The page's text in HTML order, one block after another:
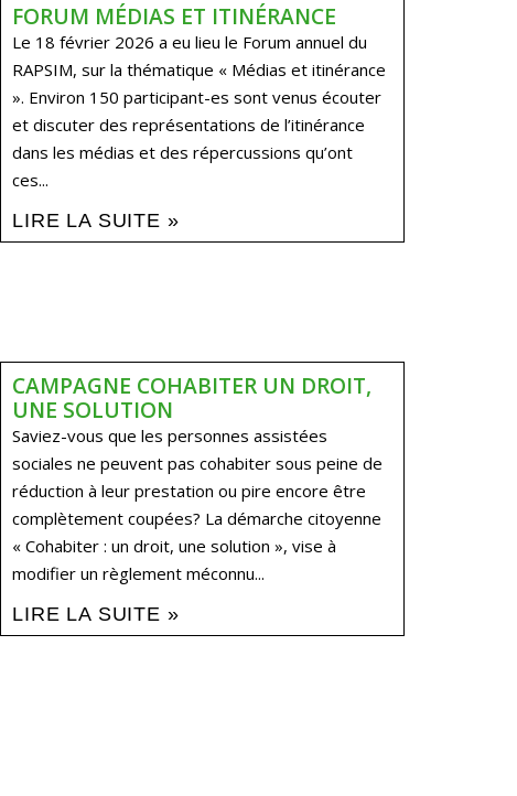
FORUM MÉDIAS ET ITINÉRANCE
Le 18 février 2026 a eu lieu le Forum annuel du
RAPSIM, sur la thématique « Médias et itinérance
». Environ 150 participant-es sont venus écouter
et discuter des représentations de l’itinérance
dans les médias et des répercussions qu’ont
ces...
LIRE LA SUITE »
CAMPAGNE COHABITER UN DROIT,
UNE SOLUTION
Saviez-vous que les personnes assistées
sociales ne peuvent pas cohabiter sous peine de
réduction à leur prestation ou pire encore être
complètement coupées? La démarche citoyenne
« Cohabiter : un droit, une solution », vise à
modifier un règlement méconnu...
LIRE LA SUITE »